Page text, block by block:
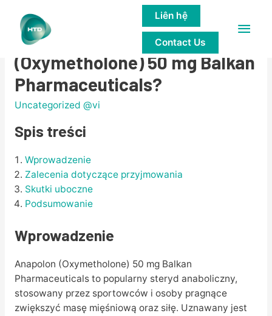
Main
Liên hệ
Contact Us
Jak przyjmować Anapolon
(Oxymetholone) 50 mg Balkan
Pharmaceuticals?
Uncategorized @vi
Spis treści
Wprowadzenie
Zalecenia dotyczące przyjmowania
Skutki uboczne
Podsumowanie
Wprowadzenie
Anapolon (Oxymetholone) 50 mg Balkan
Pharmaceuticals to popularny steryd anaboliczny,
stosowany przez sportowców i osoby pragnące
zwiększyć masę mięśniową oraz siłę. Uznawany jest